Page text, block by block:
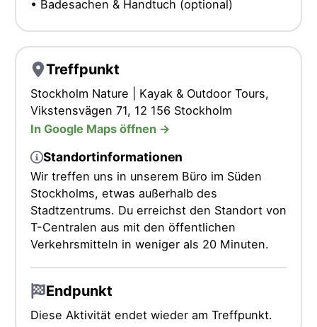
• Badesachen & Handtuch (optional)
Treffpunkt
Stockholm Nature | Kayak & Outdoor Tours,
Vikstensvägen 71, 12 156 Stockholm
In Google Maps öffnen ->
Standortinformationen
Wir treffen uns in unserem Büro im Süden
Stockholms, etwas außerhalb des
Stadtzentrums. Du erreichst den Standort von
T-Centralen aus mit den öffentlichen
Verkehrsmitteln in weniger als 20 Minuten.
Endpunkt
Diese Aktivität endet wieder am Treffpunkt.